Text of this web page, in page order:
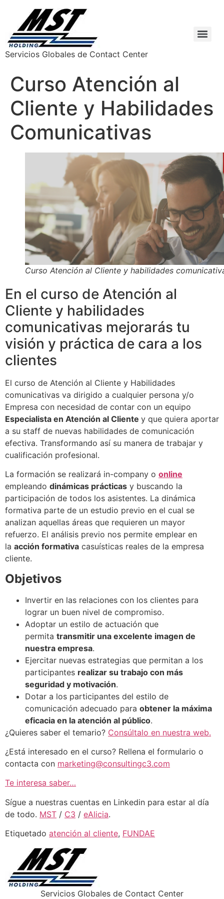
Servicios Globales de Contact Center
Curso Atención al
Cliente y Habilidades
Comunicativas
Curso Atención al Cliente y habilidades
En el curso de Atención al
Cliente y habilidades
comunicativas mejorarás tu
visión y práctica de cara a los
clientes
El curso de Atención al Cliente y Habilidades
comunicativas va dirigido a cualquier persona y/o
Empresa con necesidad de contar con un equipo
Especialista en Atención al Cliente y que quiera aportar
a su staff de nuevas habilidades de comunicación
efectiva. Transformando así su manera de trabajar y
cualificación profesional.
La formación se realizará in-company o online
empleando dinámicas prácticas y buscando la
participación de todos los asistentes. La dinámica
formativa parte de un estudio previo en el cual se
analizan aquellas áreas que requieren un mayor
refuerzo. El análisis previo nos permite emplear en
la acción formativa casuísticas reales de la empresa
cliente.
Objetivos
Invertir en las relaciones con los clientes para
lograr un buen nivel de compromiso.
Adoptar un estilo de actuación que
permita transmitir una excelente imagen de
nuestra empresa.
Ejercitar nuevas estrategias que permitan a los
participantes realizar su trabajo con más
seguridad y motivación.
Dotar a los participantes del estilo de
comunicación adecuado para obtener la máxima
eficacia en la atención al público.
¿Quieres saber el temario? Consúltalo en nuestra web.
¿Está interesado en el curso? Rellena el formulario o
contacta con marketing@consultingc3.com
Te interesa saber…
Sígue a nuestras cuentas en Linkedin para estar al día
de todo. MST / C3 / eAlicia.
Etiquetado atención al cliente, FUNDAE
Servicios Globales de Contact Center